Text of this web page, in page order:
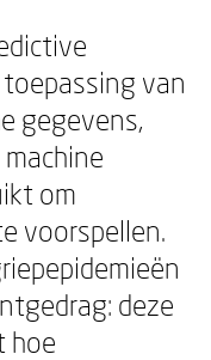
van
gegevens,
om
voorspellen.
deze
hoe